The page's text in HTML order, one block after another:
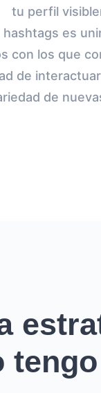
tu perfil
es
con los que
de
de